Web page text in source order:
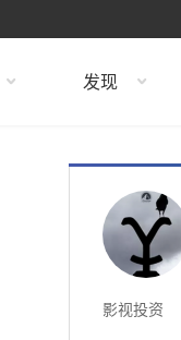
发现
影视投资